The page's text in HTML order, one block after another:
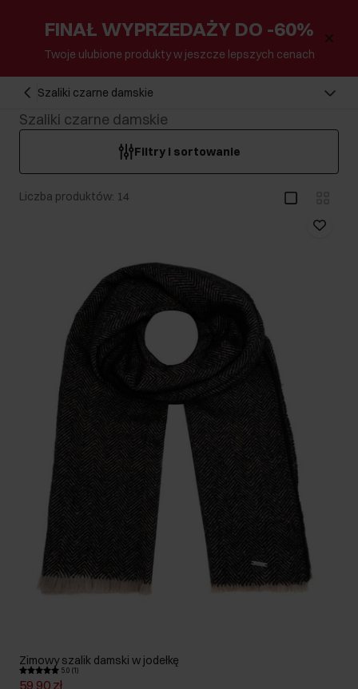
FINAŁ WYPRZEDAŻY DO -60%
Twoje ulubione produkty w jeszcze lepszych cenach
Szaliki czarne damskie
Szaliki czarne damskie
Filtry i sortowanie
Liczba produktów: 14
Zimowy szalik damski w jodełkę
5.0 (1)
59,90 zł